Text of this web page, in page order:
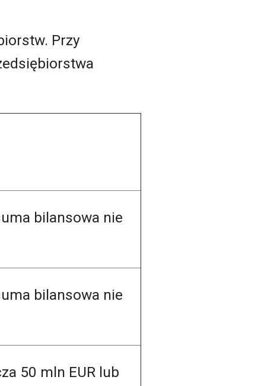
Przy
bilansowa nie
bilansowa nie
50 mln EUR lub